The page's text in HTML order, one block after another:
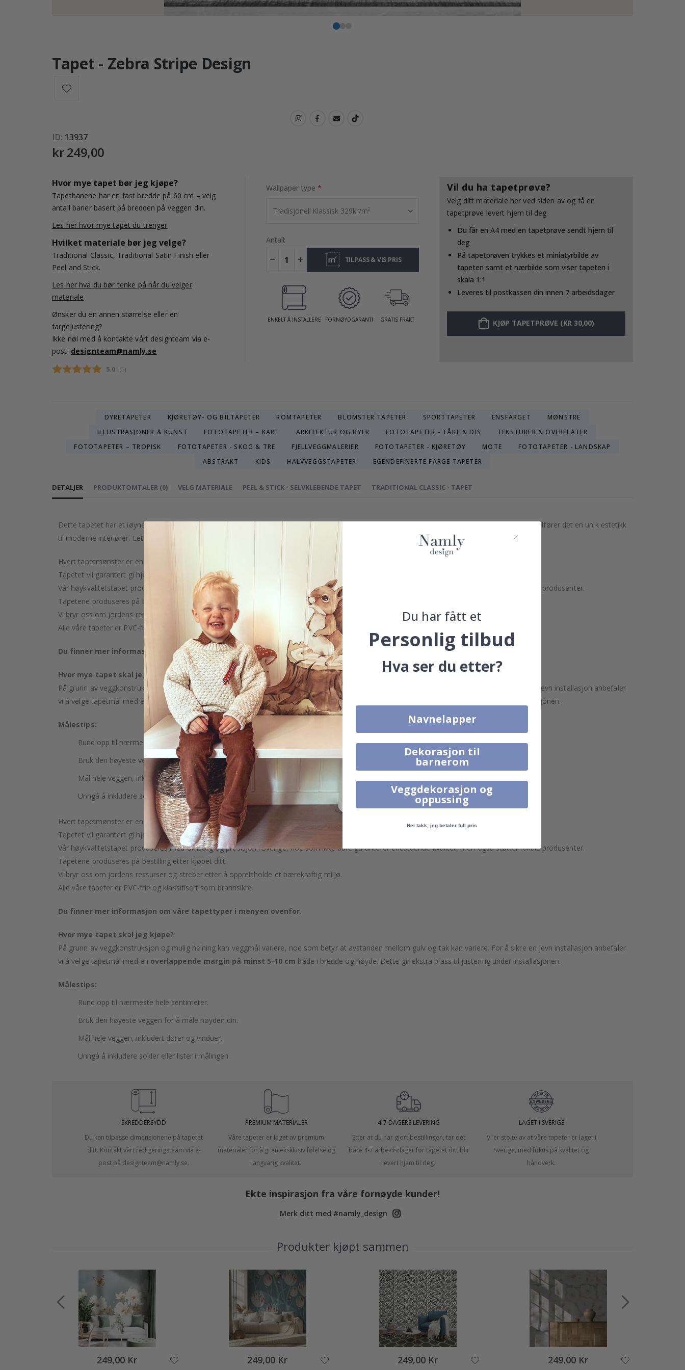
Tapet - Zebra Stripe Design
ID 13937
kr 249,00
Hvor mye tapet bør jeg kjøpe?
Tapetbanene har en fast bredde på 60 cm – velg
antall baner basert på bredden på veggen din.
Les her hvor mye tapet du trenger
Hvilket materiale bør jeg velge?
Traditional Classic, Traditional Satin Finish eller
Peel and Stick.
Les her hva du bør tenke på når du velger
materiale
Ønsker du en annen størrelse eller en
fargejustering?
Ikke nøl med å kontakte vårt designteam via e-
post: designteam@namly.se
Wallpaper type
Antall:
TILPASS & VIS PRIS
ENKELT Å INSTALLERE FORNØYDGARANTI GRATIS FRAKT
Vil du ha tapetprøve?
Velg ditt materiale her ved siden av og få en
tapetprøve levert hjem til deg.
Du får en A4 med en tapetprøve sendt hjem til
deg
På tapetprøven trykkes et miniatyrbilde av
tapeten samt et nærbilde som viser tapeten i
skala 1:1
Leveres til postkassen din innen 7 arbeidsdager
KJØP TAPETPRØVE (KR 30,00)
Gjennomsnittskarakter:
5.0 (stemmer:
1 )
DYRETAPETER KJØRETØY- OG BILTAPETER ROMTAPETER BLOMSTER TAPETER SPORTTAPETER ENSFARGET
MØNSTRE
ILLUSTRASJONER & KUNST
FOTOTAPETER – KART ARKITEKTUR OG BYER FOTOTAPETER - TÅKE & DIS
TEKSTURER & OVERFLATER
FOTOTAPETER – TROPISK
FOTOTAPETER - SKOG & TRE FJELLVEGGMALERIER FOTOTAPETER - KJØRETØY MOTE
FOTOTAPETER - LANDSKAP
ABSTRAKT
KIDS HALVVEGGSTAPETER EGENDEFINERTE FARGE TAPETER
DETALJER
Dette tapetet har et iøynefallende zebra-stripe design som bringer et snev av det ville inn i ethvert rom. Med sitt dristige og dynamiske mønster tilfører det en unik estetikk
til moderne interiører. Lett å påføre og vedlikeholde, fungerer det som et elegant fokuspunkt i ethvert rom.
Hvert tapetmønster er en kunstnerisk skapelse, nøye utvalgt eller laget av vårt eget talentfulle designteam.
Tapetet vil garantert gi hjemmet ditt et snev av luksus og gi veggene dine en eksklusiv følelse.
Vår høykvalitetstapet produseres med omsorg og presisjon i Sverige, noe som ikke bare garanterer enestående kvalitet, men også støtter lokale produsenter.
Tapetene produseres på bestilling etter kjøpet ditt.
Vi bryr oss om jordens ressurser og streber etter å opprettholde et bærekraftig miljø.
Alle våre tapeter er PVC-frie og klassifisert som brannsikre.
Du finner mer informasjon om våre tapettyper i menyen ovenfor.
Hvor mye tapet skal jeg kjøpe?
På grunn av veggkonstruksjon og mulig helning kan veggmål variere, noe som betyr at avstanden mellom gulv og tak kan variere. For å sikre en jevn installasjon anbefaler
vi å velge tapetmål med en overlappende margin på minst 5-10 cmbåde i bredde og høyde. Dette gir ekstra plass til justering under installasjonen.
Målestips:
Rund opp til nærmeste hele centimeter.
Bruk den høyeste veggen for å måle høyden din.
Mål hele veggen, inkludert dører og vinduer.
Unngå å inkludere sokler eller lister i målingen.
Hvert tapetmønster er en kunstnerisk skapelse, nøye utvalgt eller laget av vårt eget talentfulle designteam.
Tapetet vil garantert gi hjemmet ditt et snev av luksus og gi veggene dine en eksklusiv følelse.
Vår høykvalitetstapet produseres med omsorg og presisjon i Sverige, noe som ikke bare garanterer enestående kvalitet, men også støtter lokale produsenter.
Tapetene produseres på bestilling etter kjøpet ditt.
Vi bryr oss om jordens ressurser og streber etter å opprettholde et bærekraftig miljø.
Alle våre tapeter er PVC-frie og klassifisert som brannsikre.
Du finner mer informasjon om våre tapettyper i menyen ovenfor.
Hvor mye tapet skal jeg kjøpe?
På grunn av veggkonstruksjon og mulig helning kan veggmål variere, noe som betyr at avstanden mellom gulv og tak kan variere. For å sikre en jevn installasjon anbefaler
vi å velge tapetmål med en overlappende margin på minst 5-10 cm både i bredde og høyde. Dette gir ekstra plass til justering under installasjonen.
Målestips:
Rund opp til nærmeste hele centimeter.
Bruk den høyeste veggen for å måle høyden din.
Mål hele veggen, inkludert dører og vinduer.
Unngå å inkludere sokler eller lister i målingen.
PRODUKTOMTALER (0) VELG MATERIALE PEEL & STICK - SELVKLEBENDE TAPET TRADITIONAL CLASSIC - TAPET
SKREDDERSYDD
Du kan tilpasse dimensjonene på tapetet
ditt. Kontakt vårt redigeringsteam via e-
post på designteam@namly.se.
PREMIUM MATERIALER
Våre tapeter er laget av premium
materialer for å gi en eksklusiv følelse og
langvarig kvalitet.
4-7 DAGERS LEVERING
Etter at du har gjort bestillingen, tar det
bare 4-7 arbeidsdager før tapetet ditt blir
levert hjem til deg.
LAGET I SVERIGE
Vi er stolte av at våre tapeter er laget i
Sverige, med fokus på kvalitet og
håndverk.
Ekte inspirasjon fra våre fornøyde kunder!
Merk ditt med #namly_design
Produkter kjøpt sammen
249,00 Kr 249,00 Kr 249,00 Kr 249,00 Kr
Du har fått et
Personlig tilbud
Hva ser du etter?
Navnelapper
Dekorasjon til
barnerom
Veggdekorasjon og
oppussing
Nei takk, jeg betaler full pris